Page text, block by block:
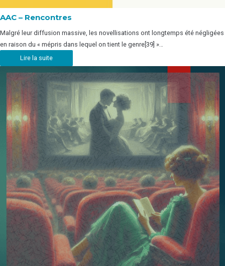
AAC – Rencontres
Malgré leur diffusion massive, les novellisations ont longtemps été négligées
en raison du « mépris dans lequel on tient le genre[39] »…
Lire la suite